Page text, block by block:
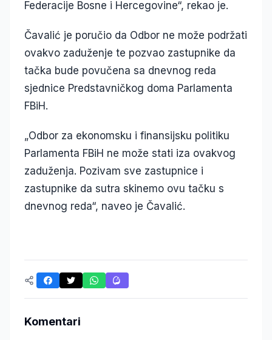
Federacije Bosne i Hercegovine“, rekao je.
Čavalić je poručio da Odbor ne može podržati
ovakvo zaduženje te pozvao zastupnike da
tačka bude povučena sa dnevnog reda
sjednice Predstavničkog doma Parlamenta
FBiH.
„Odbor za ekonomsku i finansijsku politiku
Parlamenta FBiH ne može stati iza ovakvog
zaduženja. Pozivam sve zastupnice i
zastupnike da sutra skinemo ovu tačku s
dnevnog reda“, naveo je Čavalić.
Komentari